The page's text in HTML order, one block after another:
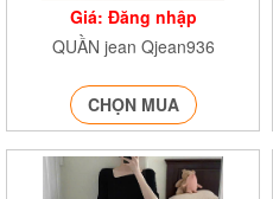
Giá: Đăng nhập
QUẦN jean Qjean936
CHỌN MUA